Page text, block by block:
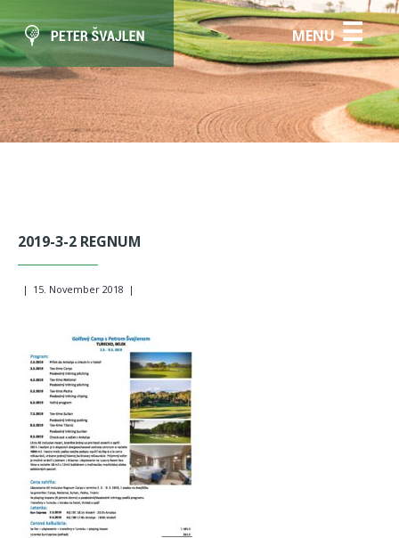
MENU☰
2019-3-2 REGNUM
| 15. November 2018 |